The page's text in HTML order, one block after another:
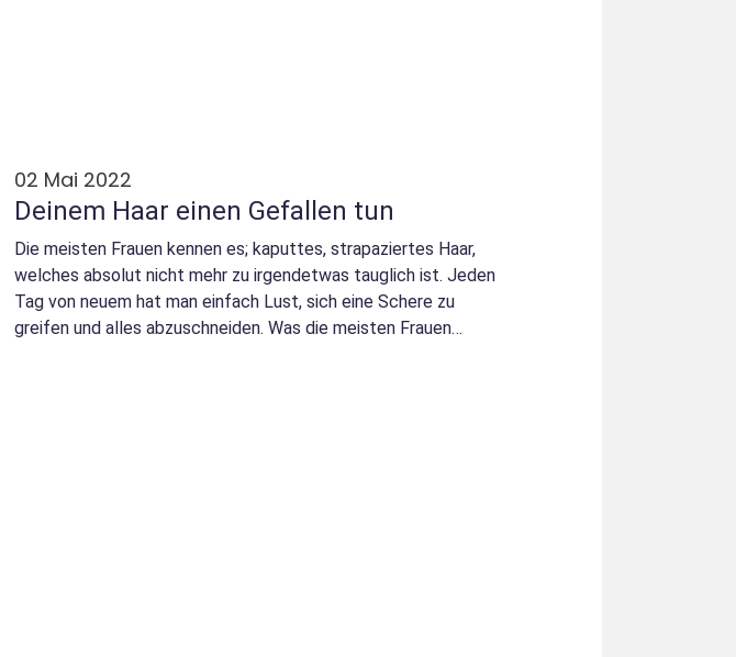
02 Mai 2022
Deinem Haar einen Gefallen tun
Die meisten Frauen kennen es; kaputtes, strapaziertes Haar,
welches absolut nicht mehr zu irgendetwas tauglich ist. Jeden
Tag von neuem hat man einfach Lust, sich eine Schere zu
greifen und alles abzuschneiden. Was die meisten Frauen